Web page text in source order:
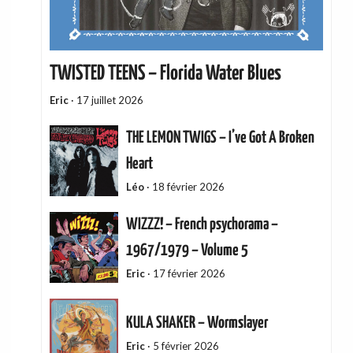
TWISTED TEENS – Florida Water Blues
Eric · 17 juillet 2026
THE LEMON TWIGS – I’ve Got A Broken
Heart
Léo· 18 février 2026
WIZZZ! – French psychorama –
1967/1979 – Volume 5
Eric· 17 février 2026
KULA SHAKER – Wormslayer
Eric· 5 février 2026